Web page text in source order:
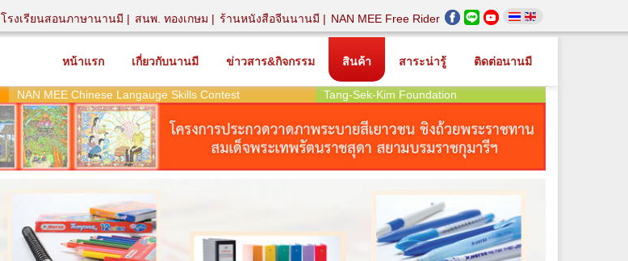
โรงเรียนสอนภาษานานมี สนพ. ทองเกษม ร้านหนังสือจีนนานมี NAN MEE Free Rider
หน้าแรก เกี่ยวกับนานมี ข่าวสาร&กิจกรรม สินค้า สาระน่ารู้ ติดต่อนานมี
NAN MEE Chinese Langauge Skills Contest Tang-Sek-Kim Foundation